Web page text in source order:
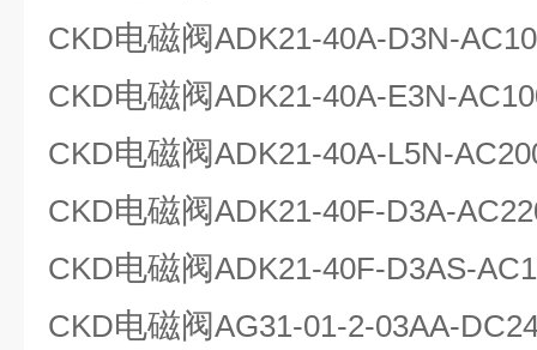
CKD电磁阀ADK21-40A-D3N-
CKD电磁阀ADK21-40A-E3N-
CKD电磁阀ADK21-40A-L5N-
CKD电磁阀ADK21-40F-D3A-
CKD电磁阀ADK21-40F-D3AS-
CKD电磁阀AG31-01-2-03AA-